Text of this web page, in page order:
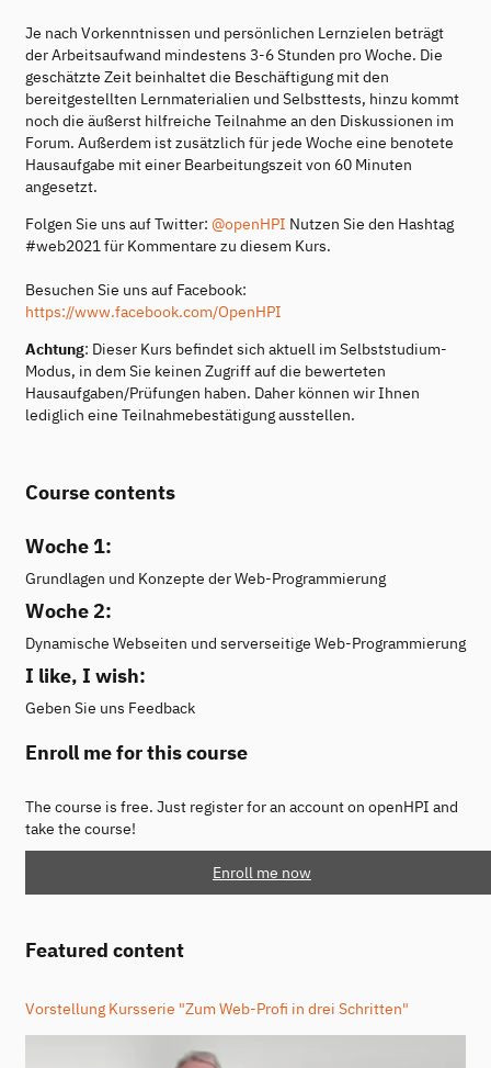
Je nach Vorkenntnissen und persönlichen Lernzielen beträgt
der Arbeitsaufwand mindestens 3-6 Stunden pro Woche. Die
geschätzte Zeit beinhaltet die Beschäftigung mit den
bereitgestellten Lernmaterialien und Selbsttests, hinzu kommt
noch die äußerst hilfreiche Teilnahme an den Diskussionen im
Forum. Außerdem ist zusätzlich für jede Woche eine benotete
Hausaufgabe mit einer Bearbeitungszeit von 60 Minuten
angesetzt.
Folgen Sie uns auf Twitter: @openHPI Nutzen Sie den Hashtag
#web2021 für Kommentare zu diesem Kurs.
Besuchen Sie uns auf Facebook:
https://www.facebook.com/OpenHPI
Achtung: Dieser Kurs befindet sich aktuell im Selbststudium-
Modus, in dem Sie keinen Zugriff auf die bewerteten
Hausaufgaben/Prüfungen haben. Daher können wir Ihnen
lediglich eine Teilnahmebestätigung ausstellen.
Course contents
Woche 1:
Grundlagen und Konzepte der Web-Programmierung
Woche 2:
Dynamische Webseiten und serverseitige Web-Programmierung
I like, I wish:
Geben Sie uns Feedback
Enroll me for this course
The course is free. Just register for an account on openHPI and
take the course!
Enroll me now
Featured content
Vorstellung Kursserie "Zum Web-Profi in drei Schritten"